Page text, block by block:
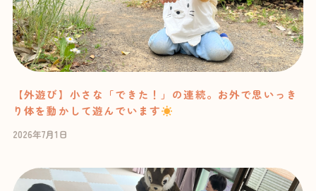
【外遊び】小さな「できた！」の連続。お外で思いっき
り体を動かして遊んでいます
2026年7月1日